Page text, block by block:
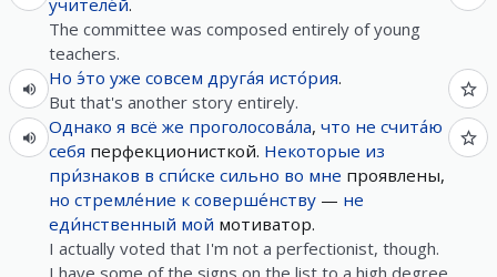
учителе́й.
The committee was composed entirely of young
teachers.
Но э́то уже совсем друга́я исто́рия.
But that's another story entirely.
Однако я всё же проголосова́ла, что не счита́ю
себя перфекционисткой. Некоторые из
при́знаков в спи́ске сильно во мне проявлены,
но стремле́ние к соверше́нству — не
еди́нственный мой мотиватор.
I actually voted that I'm not a perfectionist, though.
I have some of the signs on the list to a high degree